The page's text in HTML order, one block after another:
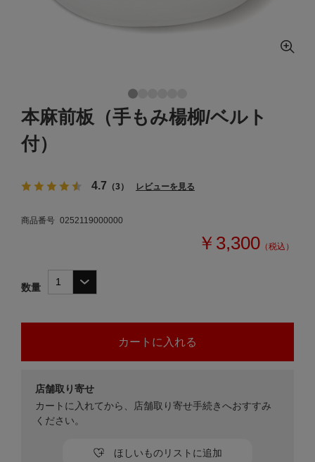
本麻前板（手もみ楊柳/ベルト
付）
4.7 （3） レビューを見る
商品番号 0252119000000
￥3,300 （税込）
数量
ほしいものリストに追加
店舗取り寄せ
カートに入れてから、店舗取り寄せ手続きへおすすみ
ください。